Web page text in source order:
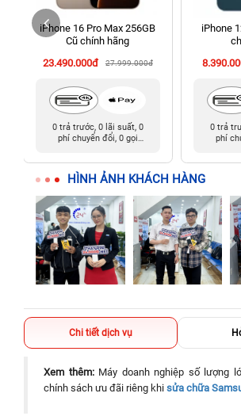
Tàu cũ)
198 Hoàng Văn Thụ, Tân Sơn Nhất, Hồ Chí
iPhone 16 Pro Max 256GB
Cũ chính hãng
23.490.000đ
27.999.000đ
0 trả trước, 0 lãi suất, 0
phí chuyển đổi, 0 gọi
iPhone
0 trả
phí
HÌNH ẢNH KHÁCH HÀNG
Chi tiết dịch vụ
Xem thêm:Máy doanh nghiệp số lượng
chính sách ưu đãi riêng khi sửa chữa